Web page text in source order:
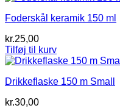
Foderskål keramik 150 ml
kr.25,00
Tilføj til kurv
Drikkeflaske 150 m Small
kr.30,00